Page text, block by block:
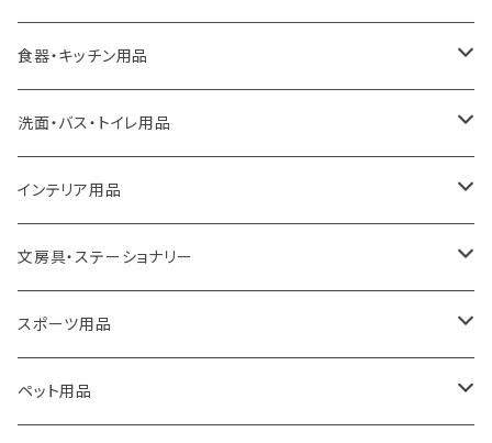
ideaco
a.depeche
ROOTOTE
100percent
藤田金属
TG
エコバッグ
アクセサリー
トートバッグ
保冷バッグ
リュックサック
ショルダーバッグ
食器・キッチン用品
キッチンラック
キッチンペーパーホルダー
食器・テーブルウェア
ゴミ箱
収納用品
洗面・バス・トイレ用品
洗面用品
掃除・洗濯用品
トイレ用品
バス用品
インテリア用品
アイロン台
アクセサリー収納
ウェットティッシュケース
文房具・ステーショナリー
筆記具・ペン
ノート
スポーツ用品
卓球用品
ペット用品